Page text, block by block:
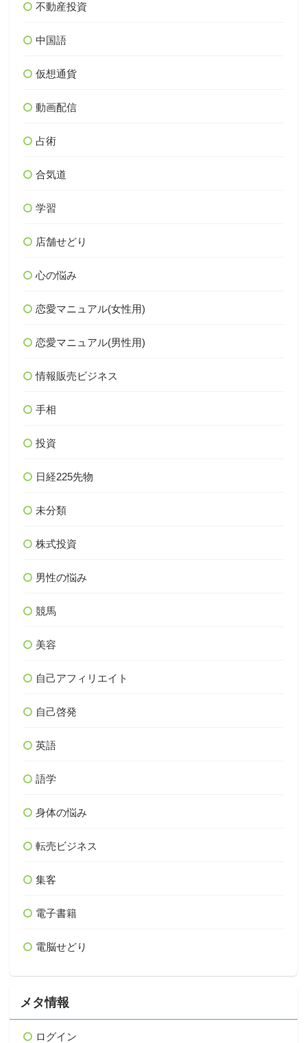
不動産投資
中国語
仮想通貨
動画配信
占術
合気道
学習
店舗せどり
心の悩み
恋愛マニュアル(女性用)
恋愛マニュアル(男性用)
情報販売ビジネス
手相
投資
日経225先物
未分類
株式投資
男性の悩み
競馬
美容
自己アフィリエイト
自己啓発
英語
語学
身体の悩み
転売ビジネス
集客
電子書籍
電脳せどり
メタ情報
ログイン